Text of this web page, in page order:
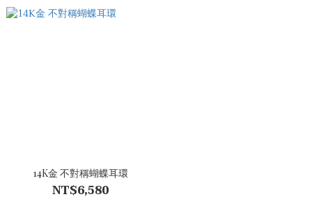
14K金 不對稱蝴蝶耳環
NT$6,580